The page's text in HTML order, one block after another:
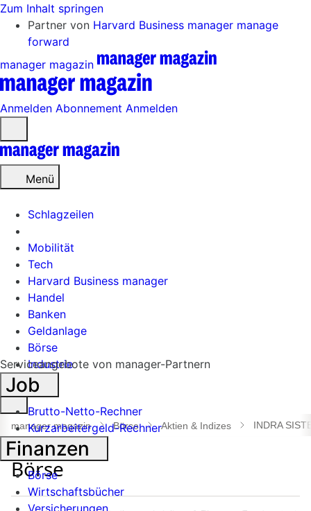
Zum Inhalt springen
Partner von Harvard Business manager manage
forward
manager magazin
Anmelden Abonnement Anmelden
öffnen
Menü
Schlagzeilen
Mobilität
Tech
Harvard Business manager
Handel
Banken
Geldanlage
Börse
Industrie
Suche
öffnen
manager magazin Börse Aktien & Indizes INDRA
Serviceangebote von manager-Partnern
Job
Brutto-Netto-Rechner
Kurzarbeitergeld-Rechner
Finanzen
Börse
Wirtschaftsbücher
Versicherungen